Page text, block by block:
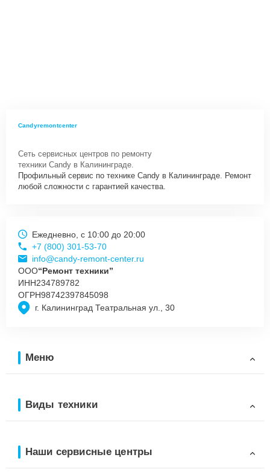
Candyremontcenter
Сеть сервисных центров по ремонту
техники Candy в Калининграде.
Профильный сервис по технике Candy в Калининграде. Ремонт
любой сложности с гарантией качества.
г. Калининград Театральная ул., 30
Ежедневно, с 10:00 до 20:00
+7 (800) 301-53-70
info@candy-remont-center.ru
ООО“Ремонт техники”
ИНН234789782
ОГРН98742397845098
Меню
Виды техники
Наши сервисные центры